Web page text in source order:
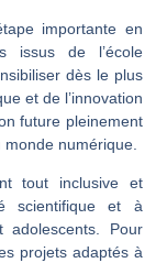
importante en
issus de l’école
dès le plus
et de l’innovation
future pleinement
numérique.
tout inclusive et
scientifique et à
adolescents. Pour
projets adaptés à